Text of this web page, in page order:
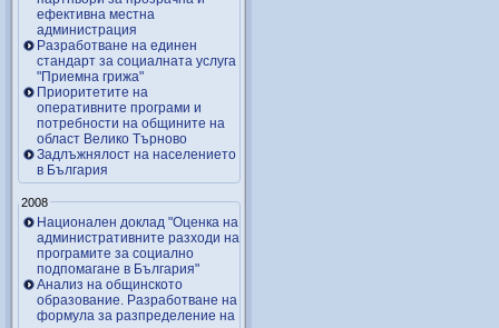
ефективна местна
администрация
Разработване на единен
стандарт за социалната услуга
"Приемна грижа"
Приоритетите на
оперативните програми и
потребности на общините на
област Велико Търново
Задлъжнялост на населението
в България
2008
Национален доклад "Оценка на
административните разходи на
програмите за социално
подпомагане в България"
Анализ на общинското
образование. Разработване на
формула за разпределение на